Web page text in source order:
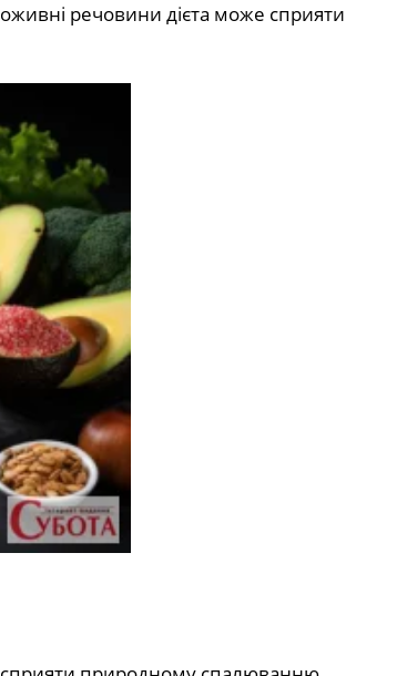
речовини дієта може сприяти